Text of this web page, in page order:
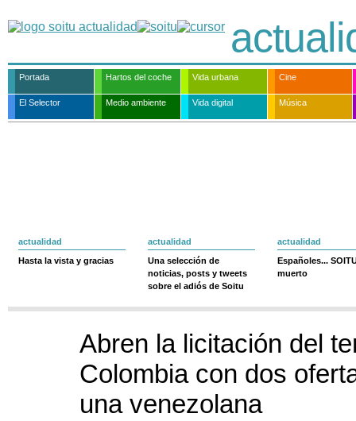
Portada Hartos del coche Vida urbana Cine
El Selector Medio ambiente Vida digital Música
actualidad
Hasta la vista y gracias
actualidad
Una selección de
noticias, posts y tweets
sobre el adiós de Soitu
actualidad
Españoles...
muerto
Abren la licitación del
Colombia con dos
una venezolana